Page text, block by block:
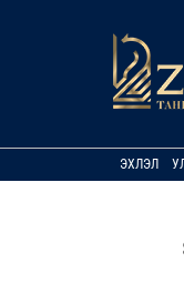
ЭХЛЭЛ